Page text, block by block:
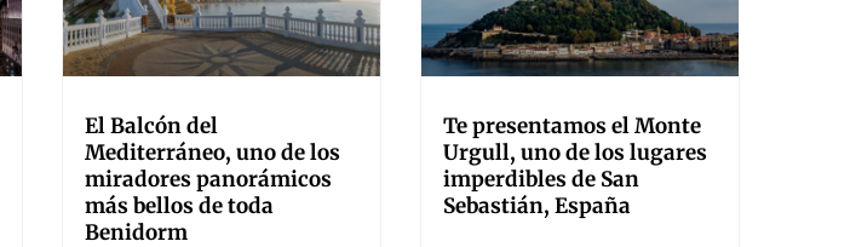
El Balcón del
Mediterráneo, uno de los
miradores panorámicos
más bellos de toda
Benidorm
Te presentamos el Monte
Urgull, uno de los lugares
imperdibles de San
Sebastián, España